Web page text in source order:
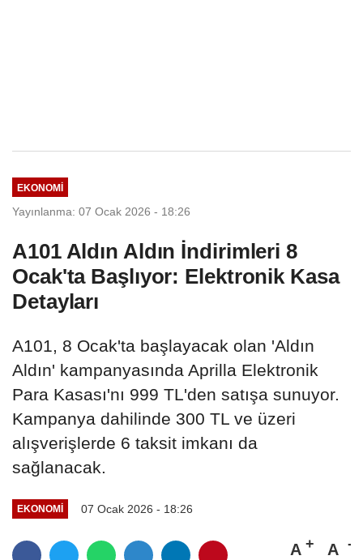
EKONOMI
Yayınlanma: 07 Ocak 2026 - 18:26
A101 Aldın Aldın İndirimleri 8
Ocak'ta Başlıyor: Elektronik Kasa
Detayları
A101, 8 Ocak'ta başlayacak olan 'Aldın
Aldın' kampanyasında Aprilla Elektronik
Para Kasası'nı 999 TL'den satışa sunuyor.
Kampanya dahilinde 300 TL ve üzeri
alışverişlerde 6 taksit imkanı da
sağlanacak.
EKONOMI 07 Ocak 2026 - 18:26
A A